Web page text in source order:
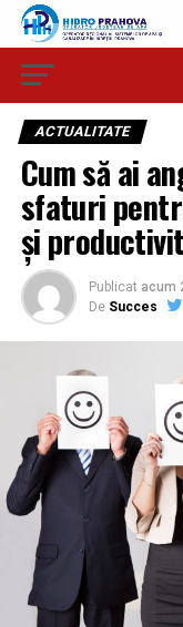
ACTUALITATE
Cum să ai
sfaturi
și
Publicat acum
De Succes